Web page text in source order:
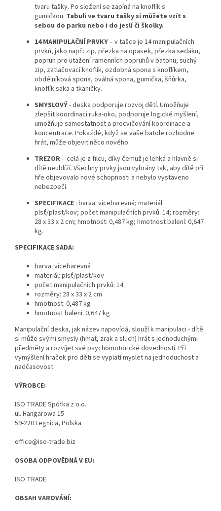
tvaru tašky. Po složení se zapíná na knoflík s
gumičkou. Tabuli ve tvaru tašky si můžete vzít s
sebou do parku nebo i do jeslí či školky.
14 MANIPULAČNÍ PRVKY– v tašce je 14 manipulačních
prvků, jako např.: zip, přezka na opasek, přezka sedáku,
popruh pro utažení ramenních popruhů v batohu, suchý
zip, zatlačovací knoflík, ozdobná spona s knoflíkem,
obdélníková spona, oválná spona, gumička, šňůrka,
knoflík saka a tkaničky.
SMYSLOVÝ- deska podporuje rozvoj dětí. Umožňuje
zlepšit koordinaci ruka-oko, podporuje logické myšlení,
umožňuje samostatnost a procvičování koordinace a
koncentrace. Pokaždé, když se vaše batole rozhodne
hrát, může objevit něco nového.
TREZOR– celá je z filcu, díky čemuž je lehká a hlavně si
dítě neublíží. Všechny prvky jsou vybrány tak, aby dítě při
hře objevovalo nové schopnosti a nebylo vystaveno
nebezpečí.
SPECIFIKACE : barva: vícebarevná; materiál:
plsť/plast/kov; počet manipulačních prvků: 14; rozměry:
28 x 33 x 2 cm; hmotnost: 0,487 kg; hmotnost balení: 0,647
kg.
SPECIFIKACE SADA:
barva: vícebarevná
materiál: plsť/plast/kov
počet manipulačních prvků: 14
rozměry: 28 x 33 x 2 cm
hmotnost: 0,487 kg
hmotnost balení: 0,647 kg
Manipulační deska, jak název napovídá, slouží k manipulaci - dítě
si může svými smysly (hmat, zrak a sluch) hrát s jednoduchými
předměty a rozvíjet své psychomotorické dovednosti. Při
vymýšlení hraček pro děti se vyplatí myslet na jednoduchost a
nadčasovost
VÝROBCE:
ISO TRADE Spółka z o.o.
ul. Hangarowa 15
59-220 Legnica, Polska
office@iso-trade.biz
OSOBA ODPOVĚDNÁ V EU:
ISO TRADE
OBSAH VAROVÁNÍ: